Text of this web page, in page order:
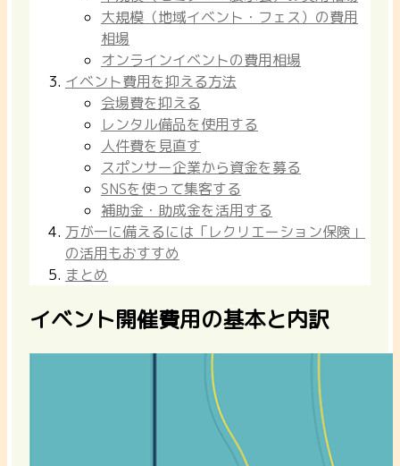
大規模（地域イベント・フェス）の費用
相場
オンラインイベントの費用相場
イベント費用を抑える方法
会場費を抑える
レンタル備品を使用する
人件費を見直す
スポンサー企業から資金を募る
SNSを使って集客する
補助金・助成金を活用する
万が一に備えるには「レクリエーション保険」
の活用もおすすめ
まとめ
イベント開催費用の基本と内訳